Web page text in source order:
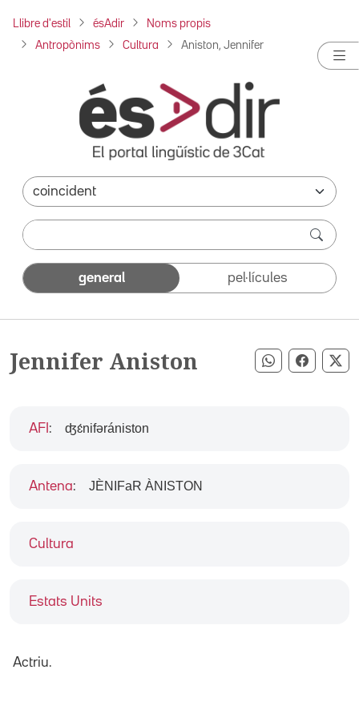
Llibre d'estil ésAdir Noms propis
Antropònims Cultura Aniston, Jennifer
general pel·lícules
Jennifer Aniston Compartir
Cultura
Estats Units
AFI : ʤɛ́nifərániston
Antena: JÈNIFaR ÀNISTON
Actriu.